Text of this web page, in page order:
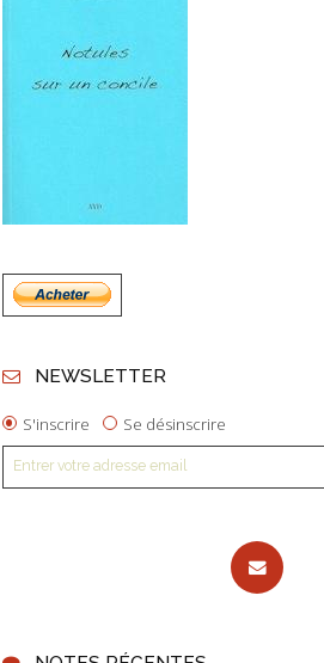
NEWSLETTER
S'inscrire Se désinscrire